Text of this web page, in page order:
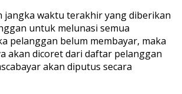
jangka waktu terakhir yang diberikan
untuk melunasi semua
pelanggan belum membayar, maka
akan dicoret dari daftar pelanggan
akan diputus secara